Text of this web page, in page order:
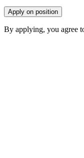
Apply on position
By applying, you agree